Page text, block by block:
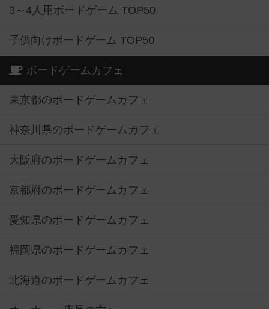
3～4人用ボードゲーム TOP50
子供向けボードゲーム TOP50
ボードゲームカフェ
東京都のボードゲームカフェ
神奈川県のボードゲームカフェ
大阪府のボードゲームカフェ
京都府のボードゲームカフェ
愛知県のボードゲームカフェ
福岡県のボードゲームカフェ
北海道のボードゲームカフェ